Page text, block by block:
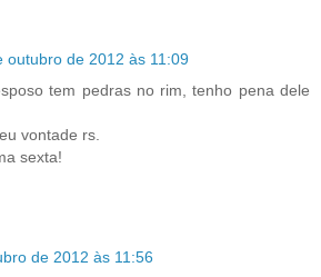
outubro de 2012 às 11:09
tem pedras no rim, tenho pena dele
vontade rs.
sexta!
de 2012 às 11:56